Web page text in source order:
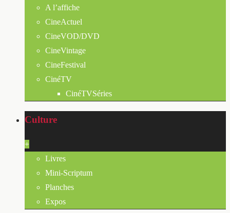
A l’affiche
CineActuel
CineVOD/DVD
CineVintage
CineFestival
CinéTV
CinéTVSéries
Culture
+
Livres
Mini-Scriptum
Planches
Expos